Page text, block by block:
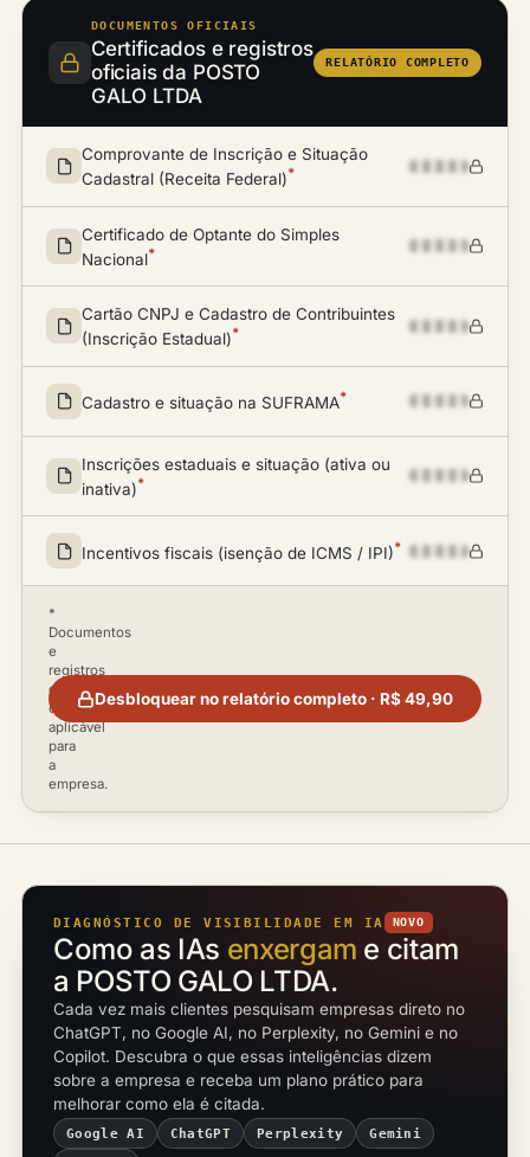
DOCUMENTOS OFICIAIS
Certificados e registros
oficiais da POSTO
GALO LTDA
RELATÓRIO COMPLETO
Comprovante de Inscrição e Situação
Cadastral (Receita Federal)*
Certificado de Optante do Simples
Nacional*
Cartão CNPJ e Cadastro de Contribuintes
(Inscrição Estadual)*
Cadastro e situação na SUFRAMA*
Inscrições estaduais e situação (ativa ou
inativa)*
Incentivos fiscais (isenção de ICMS / IPI)*
*
Documentos
e
registros
disponíveis
conforme
aplicável
para
a
empresa.
Desbloquear no relatório completo · R$ 49,90
DIAGNÓSTICO DE VISIBILIDADE EM IA NOVO
Como as IAs enxergam e citam
a POSTO GALO LTDA.
Cada vez mais clientes pesquisam empresas direto no
ChatGPT, no Google AI, no Perplexity, no Gemini e no
Copilot. Descubra o que essas inteligências dizem
sobre a empresa e receba um plano prático para
melhorar como ela é citada.
Google AI ChatGPT Perplexity Gemini